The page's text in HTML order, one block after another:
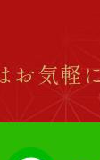
お気軽